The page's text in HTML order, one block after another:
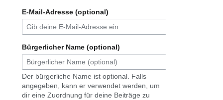
E-Mail-Adresse (optional)
Bürgerlicher Name (optional)
Der bürgerliche Name ist optional. Falls
angegeben, kann er verwendet werden, um
dir eine Zuordnung für deine Beiträge zu